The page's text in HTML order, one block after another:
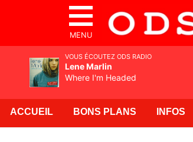
MENU
ACCUEIL BONS PLANS INFOS
VOUS ÉCOUTEZ ODS RADIO
Lene Marlin
Where I'm Headed